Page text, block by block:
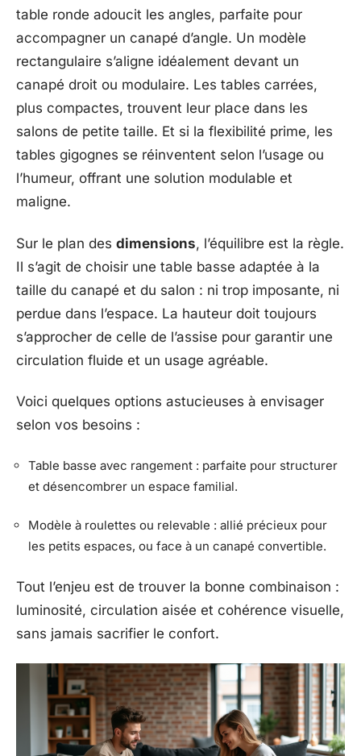
table ronde adoucit les angles, parfaite pour
accompagner un canapé d’angle. Un modèle
rectangulaire s’aligne idéalement devant un
canapé droit ou modulaire. Les tables carrées,
plus compactes, trouvent leur place dans les
salons de petite taille. Et si la flexibilité prime, les
tables gigognes se réinventent selon l’usage ou
l’humeur, offrant une solution modulable et
maligne.
Sur le plan des dimensions, l’équilibre est la règle.
Il s’agit de choisir une table basse adaptée à la
taille du canapé et du salon : ni trop imposante, ni
perdue dans l’espace. La hauteur doit toujours
s’approcher de celle de l’assise pour garantir une
circulation fluide et un usage agréable.
Voici quelques options astucieuses à envisager
selon vos besoins :
Table basse avec rangement : parfaite pour structurer
et désencombrer un espace familial.
Modèle à roulettes ou relevable : allié précieux pour
les petits espaces, ou face à un canapé convertible.
Tout l’enjeu est de trouver la bonne combinaison :
luminosité, circulation aisée et cohérence visuelle,
sans jamais sacrifier le confort.